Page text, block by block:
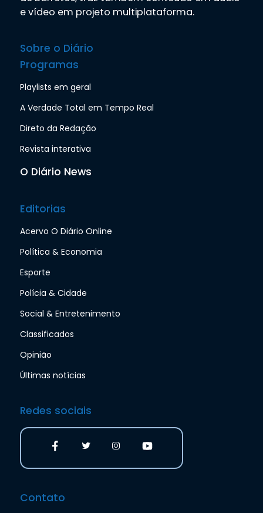
e vídeo em projeto multiplataforma.
Sobre o Diário
Programas
Playlists em geral
A Verdade Total em Tempo Real
Direto da Redação
Revista interativa
O Diário News
Editorias
Acervo O Diário Online
Política & Economia
Esporte
Polícia & Cidade
Social & Entretenimento
Classificados
Opinião
Últimas notícias
Redes sociais
Contato